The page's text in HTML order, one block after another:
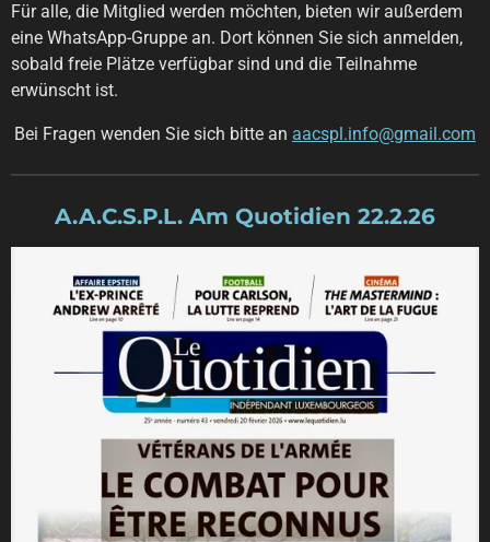
Für alle, die Mitglied werden möchten, bieten wir außerdem
eine WhatsApp-Gruppe an. Dort können Sie sich anmelden,
sobald freie Plätze verfügbar sind und die Teilnahme
erwünscht ist.
Bei Fragen wenden Sie sich bitte an aacspl.info@gmail.com
A.A.C.S.P.L. Am Quotidien 22.2.26